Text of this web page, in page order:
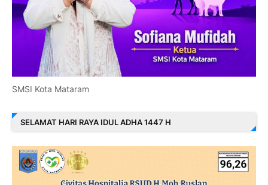
SMSI Kota Mataram
SELAMAT HARI RAYA IDUL ADHA 1447 H